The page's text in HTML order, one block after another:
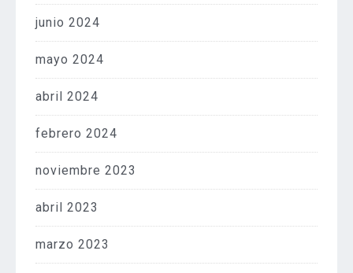
junio 2024
mayo 2024
abril 2024
febrero 2024
noviembre 2023
abril 2023
marzo 2023